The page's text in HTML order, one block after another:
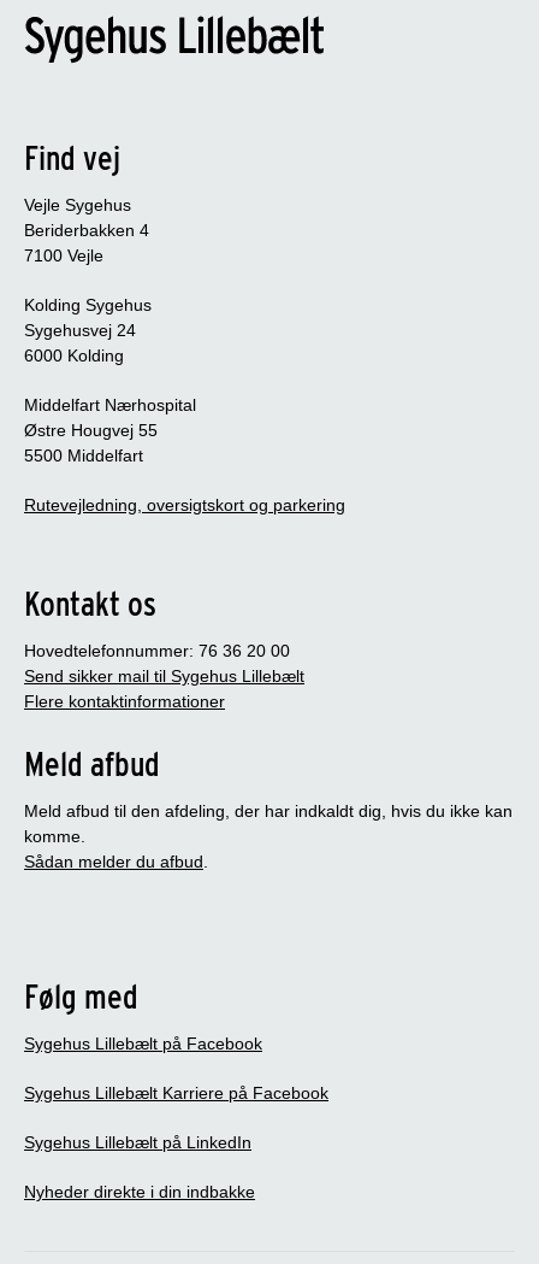
Find vej
Vejle Sygehus
Beriderbakken 4
7100 Vejle
Kolding Sygehus
Sygehusvej 24
6000 Kolding
Middelfart Nærhospital
Østre Hougvej 55
5500 Middelfart
Rutevejledning, oversigtskort og parkering
Kontakt os
Hovedtelefonnummer: 76 36 20 00
Send sikker mail til Sygehus Lillebælt
Flere kontaktinformationer
Meld afbud
Meld afbud til den afdeling, der har indkaldt dig, hvis du ikke kan
komme.
Sådan melder du afbud.
Følg med
Sygehus Lillebælt på Facebook
Sygehus Lillebælt Karriere på Facebook
Sygehus Lillebælt på LinkedIn
Nyheder direkte i din indbakke